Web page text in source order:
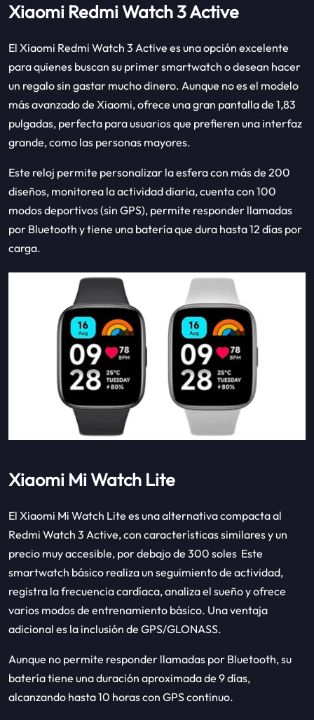
Xiaomi Redmi Watch 3 Active
El Xiaomi Redmi Watch 3 Active es una opción excelente
para quienes buscan su primer smartwatch o desean hacer
un regalo sin gastar mucho dinero. Aunque no es el modelo
más avanzado de Xiaomi, ofrece una gran pantalla de 1,83
pulgadas, perfecta para usuarios que prefieren una interfaz
grande, como las personas mayores.
Este reloj permite personalizar la esfera con más de 200
diseños, monitorea la actividad diaria, cuenta con 100
modos deportivos (sin GPS), permite responder llamadas
por Bluetooth y tiene una batería que dura hasta 12 días por
carga.
Xiaomi Mi Watch Lite
El Xiaomi Mi Watch Lite es una alternativa compacta al
Redmi Watch 3 Active, con características similares y un
precio muy accesible, por debajo de 300 soles Este
smartwatch básico realiza un seguimiento de actividad,
registra la frecuencia cardíaca, analiza el sueño y ofrece
varios modos de entrenamiento básico. Una ventaja
adicional es la inclusión de GPS/GLONASS.
Aunque no permite responder llamadas por Bluetooth, su
batería tiene una duración aproximada de 9 días,
alcanzando hasta 10 horas con GPS continuo.